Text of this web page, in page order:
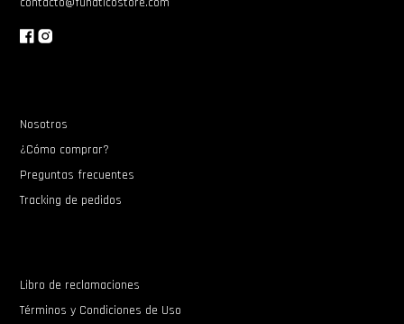
Nosotros
¿Cómo comprar?
Preguntas frecuentes
Tracking de pedidos
Libro de reclamaciones
Términos y Condiciones de Uso